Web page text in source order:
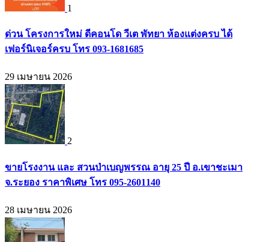
1
ด่วน โครงการใหม่ ดีคอนโด วีเต พัทยา ห้องแต่งครบ ได้
เฟอร์นิเจอร์ครบ โทร 093-1681685
29 เมษายน 2026
2
ขายโรงงาน และ สวนป่าเบญพรรณ อายุ 25 ปี อ.เขาชะเมา
จ.ระยอง ราคาพิเศษ โทร 095-2601140
28 เมษายน 2026